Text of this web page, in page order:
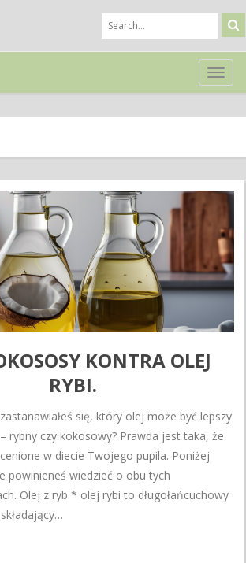
KONTRA OLEJ
RYBI.
się, który olej może być lepszy
rybny czy kokosowy? Prawda jest taka, że
w diecie Twojego pupila. Poniżej
powinieneś wiedzieć o obu tych
Olej z ryb * olej rybi to długołańcuchowy